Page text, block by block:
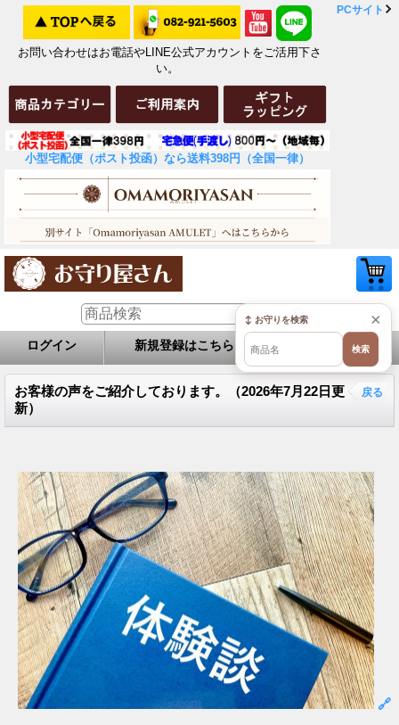
お問い合わせはお電話やLINE公式アカウントをご活用下さ
い。
小型宅配便（ポスト投函）なら送料398円（全国一律）
PCサイト
ログイン 新規登録はこちら お問い合せ
お客様の声をご紹介しております。（2026年7月22日更
新）
戻る
🔗
×
↕ お守りを検索
検索